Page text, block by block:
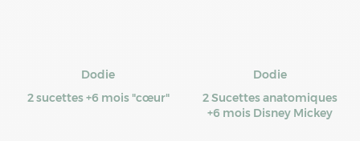
Dodie
2 sucettes +6 mois "cœur"
Dodie
2 Sucettes anatomiques
+6 mois Disney Mickey